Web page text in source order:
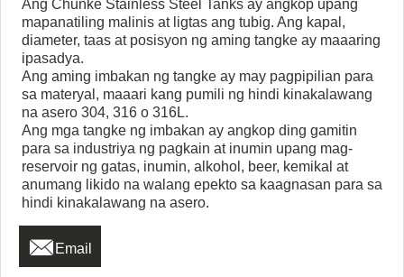
Ang Chunke Stainless Steel Tanks ay angkop upang
mapanatiling malinis at ligtas ang tubig. Ang kapal,
diameter, taas at posisyon ng aming tangke ay maaaring
ipasadya.
Ang aming imbakan ng tangke ay may pagpipilian para
sa materyal, maaari kang pumili ng hindi kinakalawang
na asero 304, 316 o 316L.
Ang mga tangke ng imbakan ay angkop ding gamitin
para sa industriya ng pagkain at inumin upang mag-
reservoir ng gatas, inumin, alkohol, beer, kemikal at
anumang likido na walang epekto sa kaagnasan para sa
hindi kinakalawang na asero.
 Email